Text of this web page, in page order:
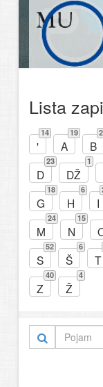
Lista
'
14
A
19
B
D
23
DŽ
1
G
18
H
6
I
M
24
N
15
S
52
Š
6
T
Z
40
Ž
4